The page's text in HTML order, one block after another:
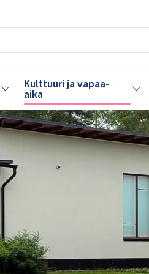
Vaihda alasvetovalikkoa
Kulttuuri ja vapaa-
aika